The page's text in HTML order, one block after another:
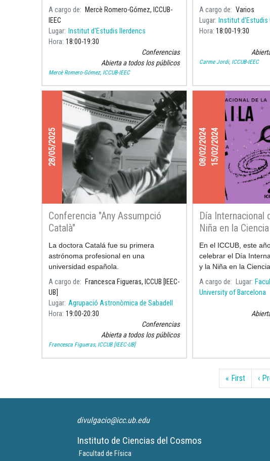
Assumpció Català).
A cargo de
Mercè Romero-Gómez, ICCUB-
IEEC
Lugar
Institut d'Estudis Ilerdencs
Hora 18:00 19:30
Conferencias
Abierta a todos los públicos
Mercè Romero-Gómez, ICCUB-IEEC
Catalans (c.
A cargo de
Varios
Lugar
Institut d'Estudis
Hora 18:00 19:30
Carme Jordi, ICCUB-IEEC
28/05/2025
Conferencia "Any Assumpció
Català"
La doctora Catalá fue su primera
astrónoma profesional en una
universidad española.
A cargo de
Francesca Figueras, ICCUB [IEEC-
UB]
Lugar Agrupació Astronòmica de Sabadell
Hora 19:00 20:30
Conferencias
Abierta a todos los públicos
Francesca Figueras, ICCUB [IEEC-UB]
08/02/202415/02/2024
Día Internacional
Niña en la
En el ICCUB, este
celebrar el Día
y la Niña en la
actividades y charlas
lucha por una ciencia
A cargo de Lugar
University of Barcelona
« FirstPrimera
‹
divulgacio@icc.ub.edu
Instituto de Ciencias del Cosmos
Facultad de Física